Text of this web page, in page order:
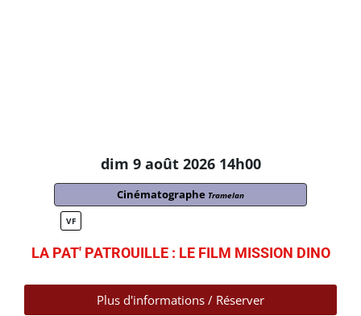
dim 9 août 2026 14h00
Cinématographe Tramelan
VF
LA PAT' PATROUILLE : LE FILM MISSION DINO
Plus d'informations / Réserver